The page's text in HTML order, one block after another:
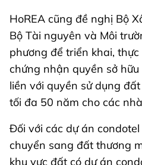
HoREA cũng đề nghị Bộ
Bộ Tài nguyên và Môi
phương để triển khai,
chứng nhận quyền sở
liền với quyền sử dụng
tối đa 50 năm cho các
Đối với các dự án
chuyển sang đất thương
khu vực đất có dự án